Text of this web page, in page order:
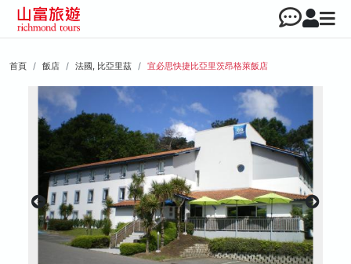
首頁 飯店 法國, 比亞里茲 宜必思快捷比亞里茨昂格萊飯店